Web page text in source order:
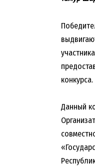
конкурса.
Данный